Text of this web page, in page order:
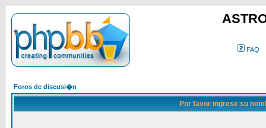
FAQ
Foros de discusi�n
Por favor ingrese su